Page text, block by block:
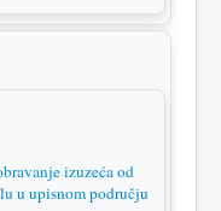
izuzeća od
u upisnom području